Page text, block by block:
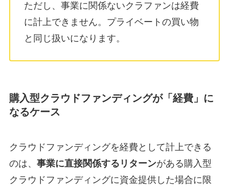
ただし、事業に関係ないクラファンは経費
に計上できません。プライベートの買い物
と同じ扱いになります。
購入型クラウドファンディングが「経費」に
なるケース
クラウドファンディングを経費として計上できる
のは、 事業に直接関係するリターンがある購入型
クラウドファンディングに資金提供した場合に限